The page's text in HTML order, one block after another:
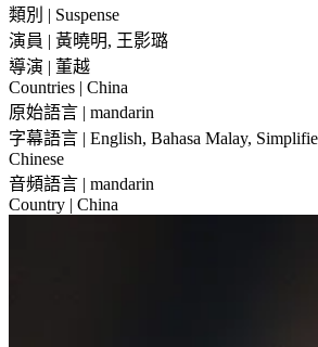
類別 | Suspense
演員 | 黃曉明, 王影璐
導演 | 董越
Countries | China
原始語言 | mandarin
字幕語言 | English, Bahasa Malay,
Chinese
音頻語言 | mandarin
Country | China